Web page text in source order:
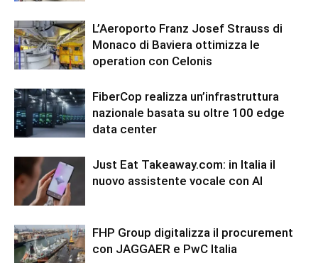
L’Aeroporto Franz Josef Strauss di
Monaco di Baviera ottimizza le
operation con Celonis
FiberCop realizza un’infrastruttura
nazionale basata su oltre 100 edge
data center
Just Eat Takeaway.com: in Italia il
nuovo assistente vocale con AI
FHP Group digitalizza il procurement
con JAGGAER e PwC Italia